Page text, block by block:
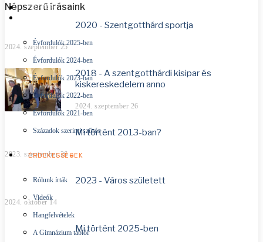
KÉPTÁR
Évfordulók 2025-ben
Évfordulók 2024-ben
Évfordulók 2023-ban
Évfordulók 2022-ben
Évfordulók 2021-ben
Századok szerinti szűrés
ÉRDEKESSÉGEK
Rólunk írták
Videók
Hangfelvételek
A Gimnázium tablói
Népszerű írásaink
2020 - Szentgotthárd sportja
2024. szeptember 25
2018 - A szentgotthárdi kisipar és
kiskereskedelem anno
2024. szeptember 26
Mi történt 2013-ban?
2023. szeptember 26
2023 - Város született
2024. október 14
Mi történt 2025-ben